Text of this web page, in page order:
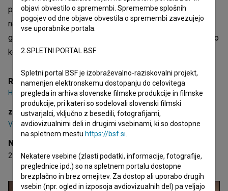
podrobnost, ki za vedno spremeni njegovo življenje. Film
nas popelje v popolnoma svojevrsten svet izdelovalcev
godal in glasbe, saj instrumenti svojo pravo vrednost dobijo
komaj v rokah glasbenikov.
Režija
Haidy Kancler
zasedba
Vilim Demšar,Zoran Hudales,Blaž Demšar
Nagrade
2 nagradi
objavi obvestilo o spremembi. Spremembe splošnih
pogojev od dne objave obvestila o spremembi zavezujejo
vse uporabnike portala.
2.SPLETNI PORTAL BSF
Spletni portal BSF je izobraževalno-raziskovalni projekt,
namenjen elektronskemu dostopanju do celovitega
pregleda in arhiva slovenske filmske produkcije in filmske
produkcije, pri kateri so sodelovali slovenski filmski
ustvarjalci, vključno z besedili, fotografijami,
avdiovizualnimi deli in drugimi vsebinami, ki so dostopne
na spletnem mestu https://bsf.si
Nekatere vsebine (zlasti podatki, informacije, fotografije,
preglednice ipd.) so na spletnem portalu dostopne
brezplačno in brez omejitev. Za dostop ali uporabo drugih
vsebin (npr. ogled in izposoja avdiovizualnih del) pa veljajo